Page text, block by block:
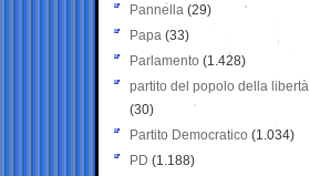
Pannella (29)
Papa (33)
Parlamento (1.428)
partito del popolo della libertà
(30)
Partito Democratico (1.034)
PD (1.188)